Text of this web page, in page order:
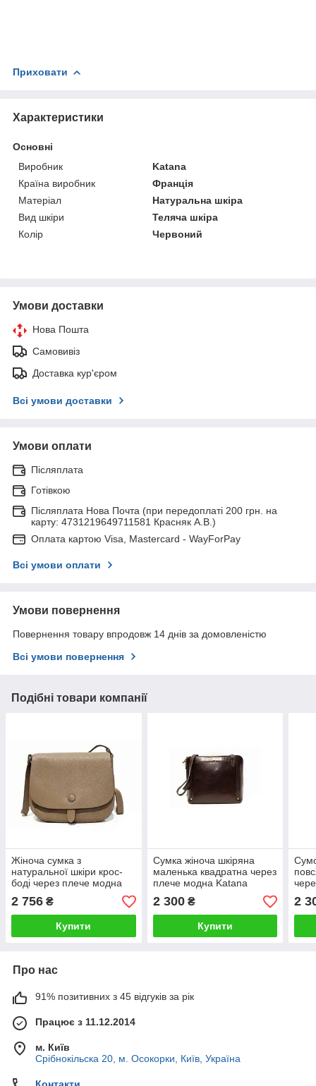
Приховати
Характеристики
Основні
Виробник
Katana
Країна виробник
Франція
Матеріал
Натуральна шкіра
Вид шкіри
Теляча шкіра
Колір
Червоний
Умови доставки
Нова Пошта
Самовивіз
Доставка кур'єром
Всі умови доставки
Умови оплати
Післяплата
Готівкою
Післяплата Нова Почта (при передоплаті 200 грн. на
карту: 4731219649711581 Красняк А.В.)
Оплата картою Visa, Mastercard - WayForPay
Всі умови оплати
Умови повернення
Повернення товару впродовж 14 днів за домовленістю
Всі умови повернення
Подібні товари компанії
Жіноча сумка з
натуральної шкіри крос-
боді через плече модна
щоденна Katana
2 756 ₴
Купити
Сумка жіноча шкіряна
маленька квадратна через
плече модна Katana
2 300₴
Купити
2
Про нас
91% позитивних з 45 відгуків за рік
Працює з 11.12.2014
м. Київ
Срібнокільска 20, м. Осокорки, Київ, Україна